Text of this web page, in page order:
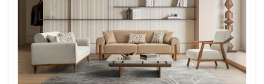
Dolap
Çalışma Odası